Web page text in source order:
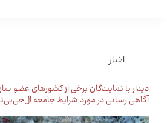
اخبار
دیدار با نمایندگان برخی از کشورهای عضو
آگاهی رسانی در مورد شرایط جامعه